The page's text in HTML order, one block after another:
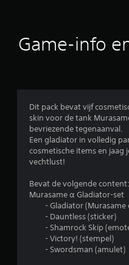
Game-info
Dit pack bevat vijf
skin voor de tank
bevriezende tegenaanval.
Een gladiator in volledig
cosmetische items en jaag
vechtlust!
Bevat de volgende content:
Murasame α Gladiator-set
- Gladiator (Murasame
- Dauntless (sticker)
- Shamrock Skip
- Victory! (stempel)
- Swordsman (amulet)